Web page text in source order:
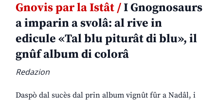
Gnovis par la Istât /I Gnognosaurs
a imparin a svolâ: al rive in
edicule «Tal blu piturât di blu», il
gnûf album di colorâ
Redazion
Daspò dal sucès dal prin album vignût fûr a Nadâl, i